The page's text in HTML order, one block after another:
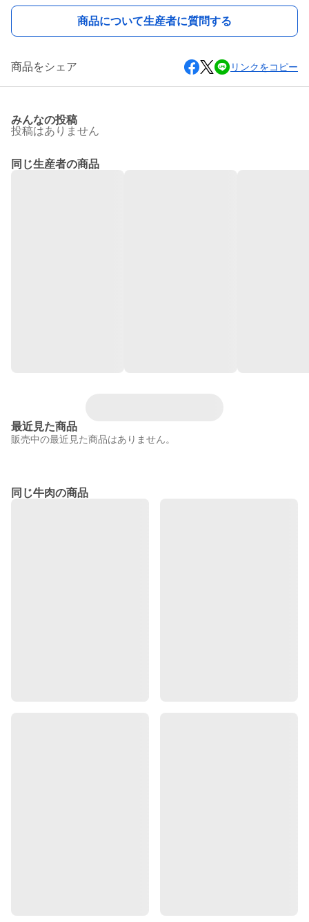
商品について生産者に質問する
商品をシェア リンクをコピー
みんなの投稿
投稿はありません
同じ生産者の商品
最近見た商品
販売中の最近見た商品はありません。
同じ牛肉の商品